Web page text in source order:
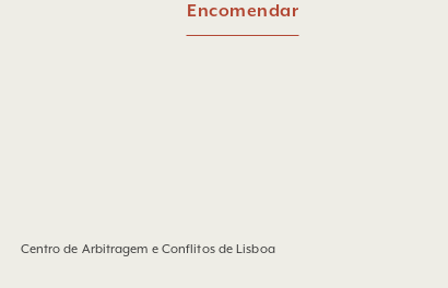
Encomendar
Centro de Arbitragem e Conflitos de Lisboa